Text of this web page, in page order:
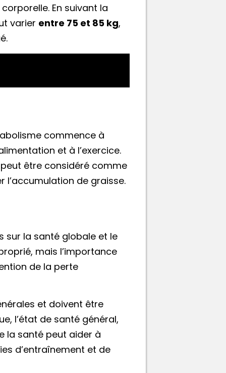
En suivant la
varier entre 75 et 85 kg,
commence à
et à l’exercice.
peut être considéré comme
l’accumulation de graisse.
sur la santé globale et le
mais l’importance
de la perte
et doivent être
l’état de santé général,
la santé peut aider à
d’entraînement et de